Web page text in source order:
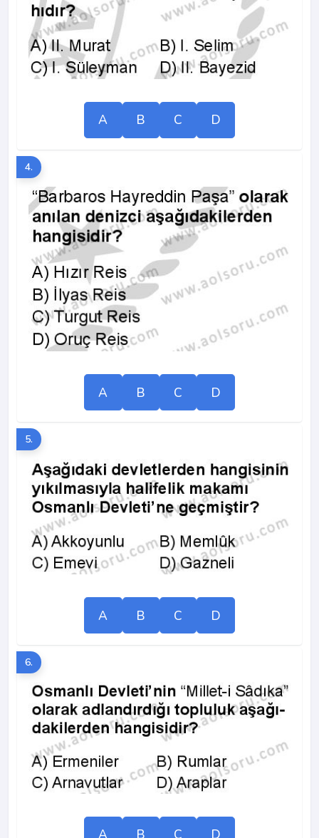
A B C D
4.
A B C D
5.
A B C D
6.